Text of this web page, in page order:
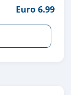
Euro 6.99